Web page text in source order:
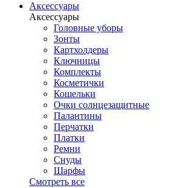
Аксессуары
Аксессуары
Головные уборы
Зонты
Картхолдеры
Ключницы
Комплекты
Косметички
Кошельки
Очки солнцезащитные
Палантины
Перчатки
Платки
Ремни
Снуды
Шарфы
Смотреть все